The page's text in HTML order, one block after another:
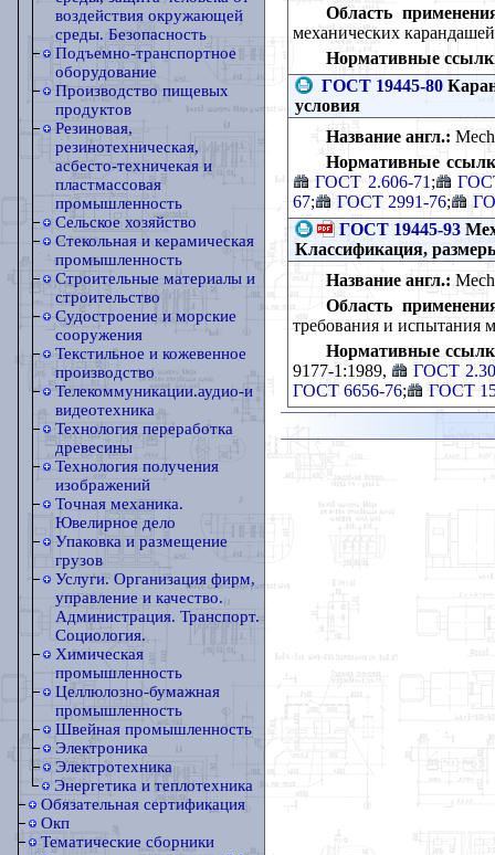
воздействия окружающей
среды. Безопасность
Подъемно-транспортное
оборудование
Производство пищевых
продуктов
Резиновая,
резинотехническая,
асбесто-техничекая и
пластмассовая
промышленность
Сельское хозяйство
Стекольная и керамическая
промышленность
Строительные материалы и
строительство
Судостроение и морские
сооружения
Текстильное и кожевенное
производство
Телекоммуникации.аудио-и
видеотехника
Технология переработка
древесины
Технология получения
изображений
Точная механика.
Ювелирное дело
Упаковка и размещение
грузов
Услуги. Организация фирм,
управление и качество.
Администрация. Транспорт.
Социология.
Химическая
промышленность
Целлюлозно-бумажная
промышленность
Швейная промышленность
Электроника
Электротехника
Энергетика и теплотехника
Обязательная сертификация
Окп
Тематические сборники
Область
механических
Нормативные
ГОСТ 19445-80
условия
Название англ.:
Нормативные
ГОСТ 2.606-71 ;
67; ГОСТ 2991-76;
ГОСТ 19445-93
Классификация,
Название англ.:
Область
требования и испытания
Нормативные
9177-1:1989,
ГОСТ
ГОСТ 6656-76; ГОСТ